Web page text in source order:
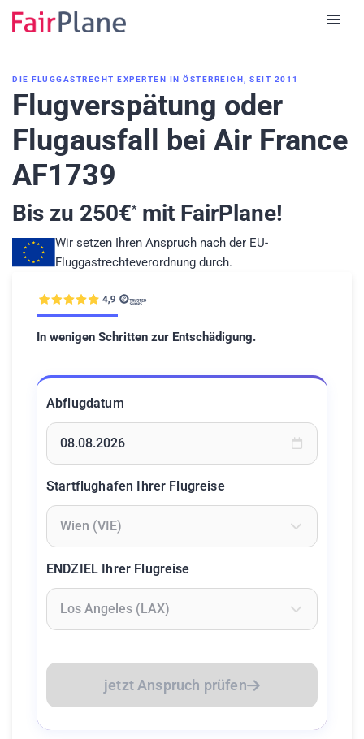
DIE FLUGGASTRECHT EXPERTEN IN ÖSTERREICH, SEIT 2011
Flugverspätung oder
Flugausfall bei Air France
AF1739
Bis zu 250€*mit FairPlane!
Wir setzen Ihren Anspruch nach der EU-
Fluggastrechteverordnung durch.
In wenigen Schritten zur Entschädigung.
Abflugdatum
Startflughafen Ihrer Flugreise
ENDZIEL Ihrer Flugreise
jetzt Anspruch prüfen